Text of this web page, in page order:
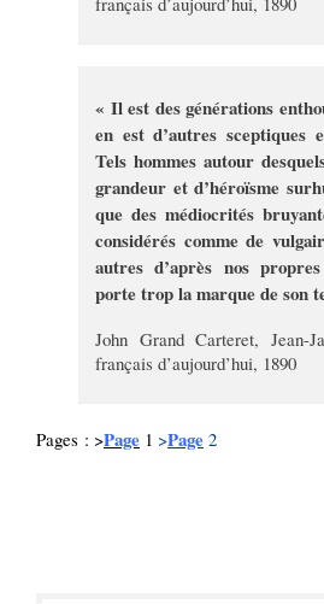
« Il est des générations
en est d’autres sceptiques
Tels hommes autour
grandeur et d’héroïsme
que des médiocrités
considérés comme de
autres d’après nos
porte trop la marque de son
John Grand Carteret, Jean-
français d’aujourd’hui, 1890
Pages : >Page 1 >Page 2